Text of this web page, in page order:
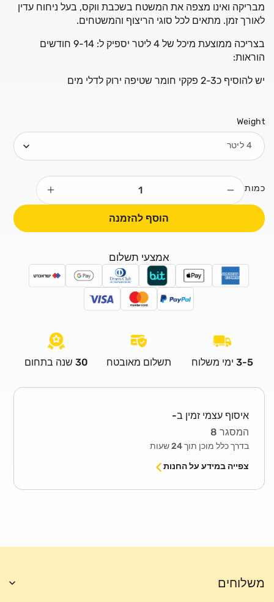
מבריקה ואינו מצפה את המשטח בשכבת ווקס, בעל ניחוח עדין
לאורך זמן. מתאים לכל סוגי הריצוף והמשטחים.
בצריכה ממוצעת מיכל של 4 ליטר יספיק ל: 9-14 חודשים
הוראות:
יש להוסיף כ2-3 פקקי חומר שטיפה ירוק לדלי מים
Weight
כמות
Soap
לשטיפה
ושימור
רצפות
הגדלת
לGreen
Soap
לשטיפה
ושימור
רצפות
ליטר
הוסף להזמנה
אמצעי תשלום
3-5 ימי משלוח תשלום מאובטח 30 שנה בתחום
איסוף עצמי זמין ב-
המסגר 8
בדרך כלל מוכן תוך 24 שעות
צפייה במידע על החנות
משלוחים